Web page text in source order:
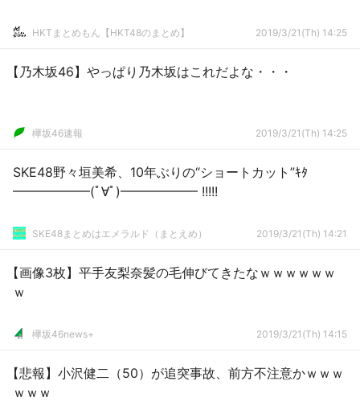
HKTまとめもん【HKT48のまとめ】 2019/3/21(Th) 14:25
【乃木坂46】やっぱり乃木坂はこれだよな・・・
欅坂46速報 2019/3/21(Th) 14:25
SKE48野々垣美希、10年ぶりの“ショートカット”ｷﾀ
━━━━━━(ﾟ∀ﾟ)━━━━━━ !!!!!
SKE48まとめはエメラルド（まとえめ） 2019/3/21(Th) 14:21
【画像3枚】平手友梨奈髪の毛伸びてきたなｗｗｗｗｗｗ
ｗ
欅坂46news+ 2019/3/21(Th) 14:15
【悲報】小沢健二（50）が追突事故、前方不注意かｗｗｗ
ｗｗｗ